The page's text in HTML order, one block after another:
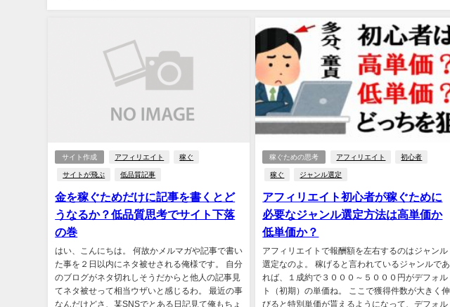
サイト作成 アフィリエイト 稼ぐ
サイトが飛ぶ 低品質記事
金を稼ぐためだけに記事を書くとど
うなるか？低品質思考でサイト下落
の巻
はい、こんにちは。 何故かメルマガや記事で書い
た事を２日以内にネタ被せされる俺様です。 自分
のブログがネタ切れしそうだからと他人の記事見
てネタ被せって相当ウザいと感じるわ。 最近の事
なんだけどさ、某SNSでとある日記見て俺もちょ
稼ぐための思考 アフィリエイト 初心者
稼ぐ ジャンル選定
アフィリエイト初心者が稼ぐために
必要なジャンル選定方法は高単価か
低単価か？
アフィリエイトで報酬額を左右するのはジャンル
選定なのよ。 稼げると言われているジャンルであ
れば、１成約で３０００～５０００円がデフォル
ト（初期）の単価ね。 ここで獲得件数が大きく伸
びると特別単価が貰えるようになって、デフォル